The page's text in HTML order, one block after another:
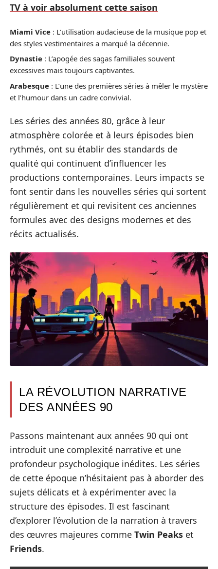
TV à voir absolument cette saison
Miami Vice : L’utilisation audacieuse de la musique pop et
des styles vestimentaires a marqué la décennie.
Dynastie : L’apogée des sagas familiales souvent
excessives mais toujours captivantes.
Arabesque : L’une des premières séries à mêler le mystère
et l’humour dans un cadre convivial.
Les séries des années 80, grâce à leur
atmosphère colorée et à leurs épisodes bien
rythmés, ont su établir des standards de
qualité qui continuent d’influencer les
productions contemporaines. Leurs impacts se
font sentir dans les nouvelles séries qui sortent
régulièrement et qui revisitent ces anciennes
formules avec des designs modernes et des
récits actualisés.
LA RÉVOLUTION NARRATIVE
DES ANNÉES 90
Passons maintenant aux années 90 qui ont
introduit une complexité narrative et une
profondeur psychologique inédites. Les séries
de cette époque n’hésitaient pas à aborder des
sujets délicats et à expérimenter avec la
structure des épisodes. Il est fascinant
d’explorer l’évolution de la narration à travers
des œuvres majeures comme Twin Peaks et
Friends.